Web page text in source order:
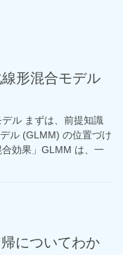
線形混合モデル
ル まずは、前提知識
ル (GLMM) の位置づけ
効果」GLMM は、一
についてわか